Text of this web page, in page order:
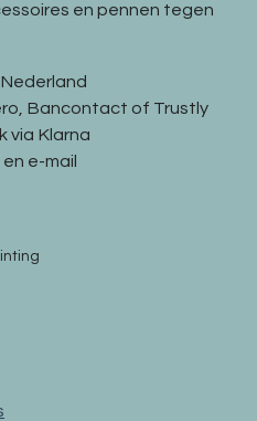
en pennen tegen
Bancontact of Trustly
via Klarna
e-mail